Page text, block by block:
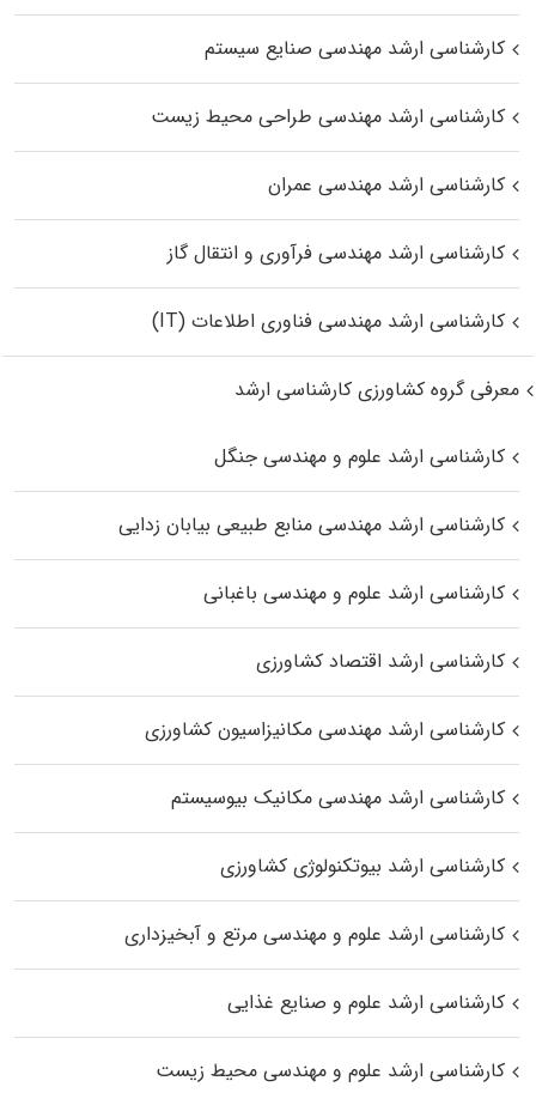
کارشناسی ارشد مهندسی صنایع سیستم
کارشناسی ارشد مهندسی طراحی محیط زیست
کارشناسی ارشد مهندسی عمران
کارشناسی ارشد مهندسی فرآوری و انتقال گاز
کارشناسی ارشد مهندسی فناوری اطلاعات (IT)
معرفی گروه کشاورزی کارشناسی ارشد
کارشناسی ارشد علوم و مهندسی جنگل
کارشناسی ارشد مهندسی منابع طبیعی بیابان زدایی
کارشناسی ارشد علوم و مهندسی باغبانی
کارشناسی ارشد اقتصاد کشاورزی
کارشناسی ارشد مهندسی مکانیزاسیون کشاورزی
کارشناسی ارشد مهندسی مکانیک بیوسیستم
کارشناسی ارشد بیوتکنولوژی کشاورزی
کارشناسی ارشد علوم و مهندسی مرتع و آبخیزداری
کارشناسی ارشد علوم و صنایع غذایی
کارشناسی ارشد علوم و مهندسی محیط زیست